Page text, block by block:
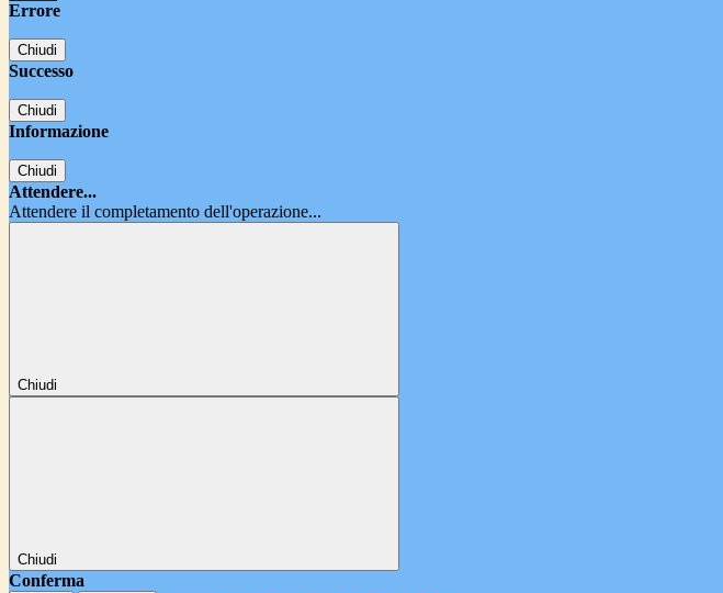
Errore
Chiudi
Successo
Chiudi
Informazione
Chiudi
Attendere...
Attendere il completamento dell'operazione...
Chiudi
Chiudi
Conferma